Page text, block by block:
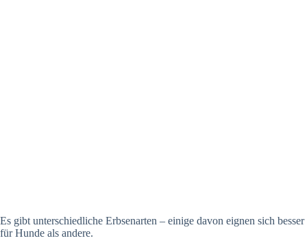
Es gibt unterschiedliche Erbsenarten – einige davon eignen sich besser
für Hunde als andere.